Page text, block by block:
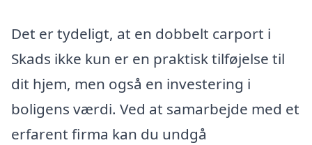
Det er tydeligt, at en dobbelt carport i
Skads ikke kun er en praktisk tilføjelse til
dit hjem, men også en investering i
boligens værdi. Ved at samarbejde med et
erfarent firma kan du undgå